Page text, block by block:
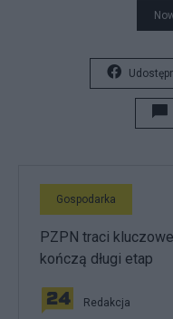
Gospodarka
PZPN traci
kończą długi etap
Redakcja